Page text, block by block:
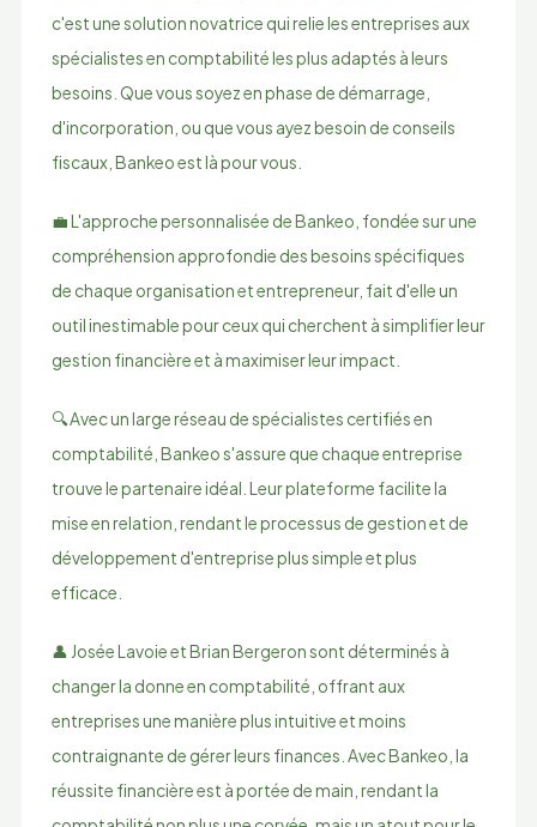
c'est une solution novatrice qui relie les entreprises aux
spécialistes en comptabilité les plus adaptés à leurs
besoins. Que vous soyez en phase de démarrage,
d'incorporation, ou que vous ayez besoin de conseils
fiscaux, Bankeo est là pour vous.
💼 L'approche personnalisée de Bankeo, fondée sur une
compréhension approfondie des besoins spécifiques
de chaque organisation et entrepreneur, fait d'elle un
outil inestimable pour ceux qui cherchent à simplifier leur
gestion financière et à maximiser leur impact.
🔍 Avec un large réseau de spécialistes certifiés en
comptabilité, Bankeo s'assure que chaque entreprise
trouve le partenaire idéal. Leur plateforme facilite la
mise en relation, rendant le processus de gestion et de
développement d'entreprise plus simple et plus
efficace.
👤 Josée Lavoie et Brian Bergeron sont déterminés à
changer la donne en comptabilité, offrant aux
entreprises une manière plus intuitive et moins
contraignante de gérer leurs finances. Avec Bankeo, la
réussite financière est à portée de main, rendant la